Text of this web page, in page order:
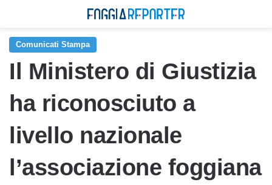
Comunicati Stampa
Il Ministero di Giustizia
ha riconosciuto a
livello nazionale
l’associazione foggiana